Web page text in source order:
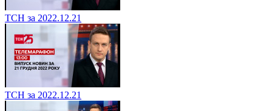
ТСН за 2022.12.21
ТСН за 2022.12.21